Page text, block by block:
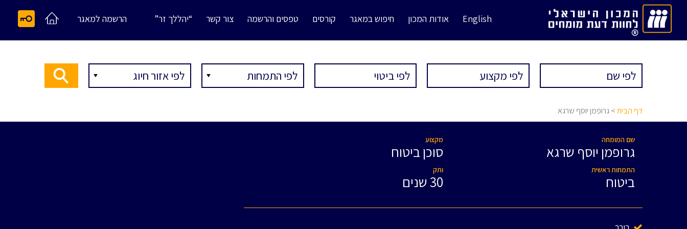
English אודות המכון חיפוש במאגר קורסים טפסים והרשמה צור קשר “יהללך זר” הרשמה למאגר
דף הבית> גרופמן יוסף שרגא
שם המומחה
גרופמן יוסף שרגא
התמחות ראשית
ביטוח
מקצוע
סוכן ביטוח
ותק
30 שנים